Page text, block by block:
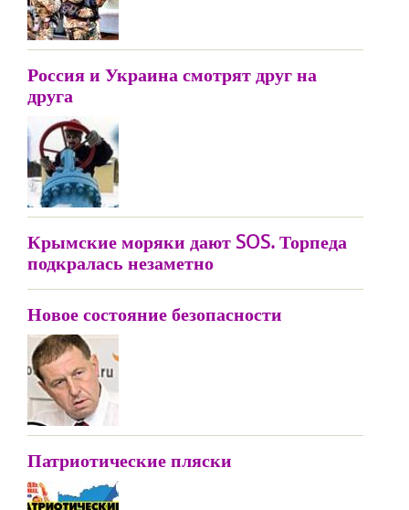
Россия и Украина смотрят друг на
друга
Крымские моряки дают SOS. Торпеда
подкралась незаметно
Новое состояние безопасности
Патриотические пляски